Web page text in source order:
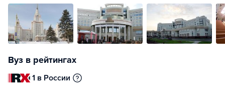
Вуз в рейтингах
1 в России